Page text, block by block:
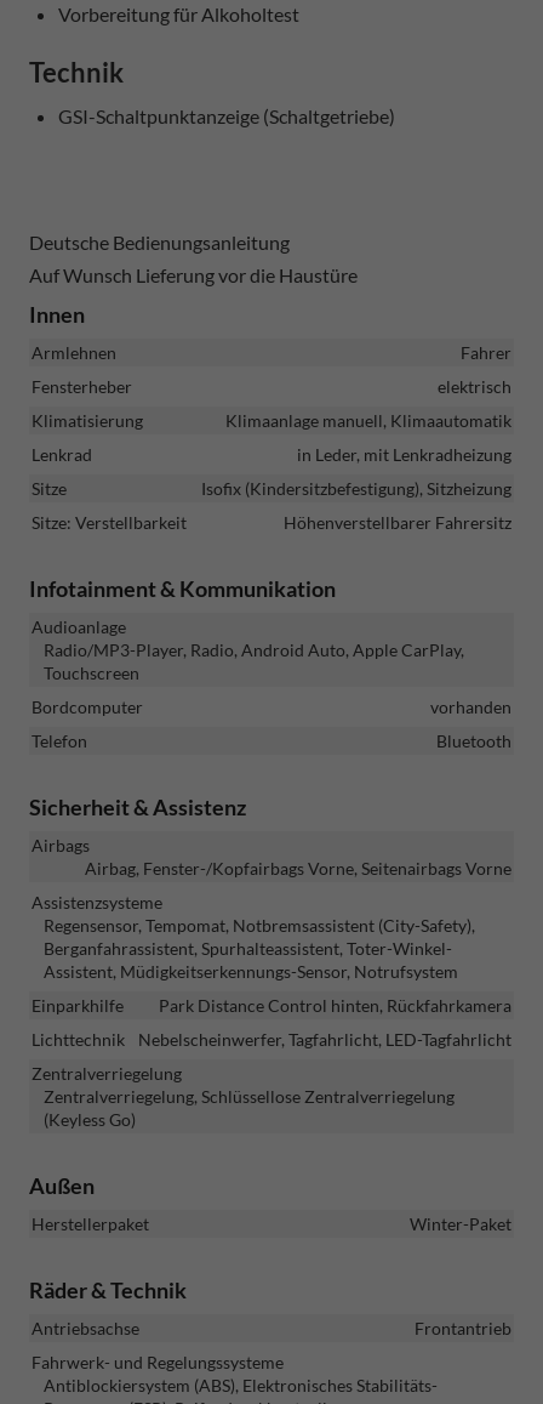
Vorbereitung für Alkoholtest
Technik
GSI-Schaltpunktanzeige (Schaltgetriebe)
Deutsche Bedienungsanleitung
Auf Wunsch Lieferung vor die Haustüre
Innen
Armlehnen
Fahrer
Fensterheber
elektrisch
Klimatisierung
Klimaanlage manuell, Klimaautomatik
Lenkrad
in Leder, mit Lenkradheizung
Sitze
Isofix (Kindersitzbefestigung), Sitzheizung
Sitze: Verstellbarkeit
Höhenverstellbarer Fahrersitz
Infotainment & Kommunikation
Audioanlage
Radio/MP3-Player, Radio, Android Auto, Apple CarPlay,
Touchscreen
Bordcomputer
vorhanden
Telefon
Bluetooth
Sicherheit & Assistenz
Airbags
Airbag, Fenster-/Kopfairbags Vorne, Seitenairbags Vorne
Assistenzsysteme
Regensensor, Tempomat, Notbremsassistent (City-Safety),
Berganfahrassistent, Spurhalteassistent, Toter-Winkel-
Assistent, Müdigkeitserkennungs-Sensor, Notrufsystem
Einparkhilfe
Park Distance Control hinten, Rückfahrkamera
Lichttechnik
Nebelscheinwerfer, Tagfahrlicht, LED-Tagfahrlicht
Zentralverriegelung
Zentralverriegelung, Schlüssellose Zentralverriegelung
(Keyless Go)
Außen
Herstellerpaket Winter-Paket
Räder & Technik
Antriebsachse
Frontantrieb
Fahrwerk- und Regelungssysteme
Antiblockiersystem (ABS), Elektronisches Stabilitäts-